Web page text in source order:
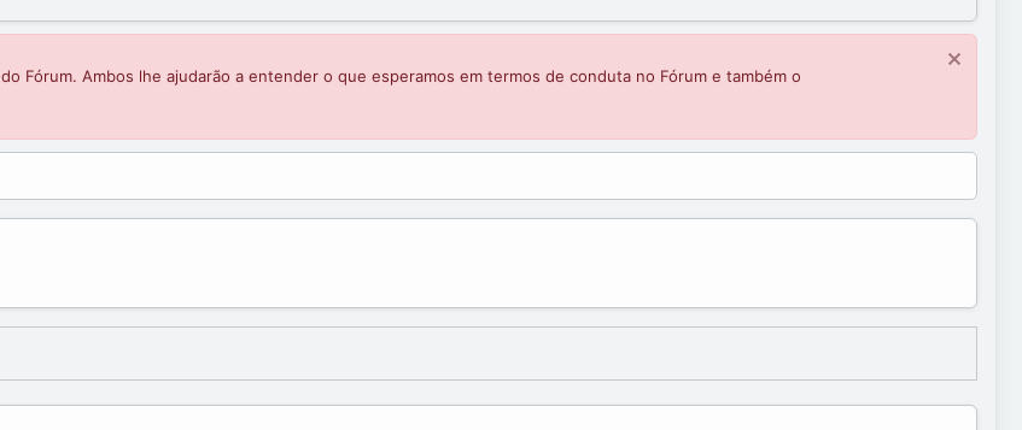
do Fórum. Ambos lhe ajudarão a entender o que esperamos em termos de conduta no Fórum e também o